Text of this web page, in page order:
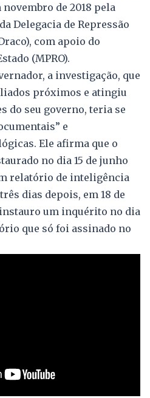
novembro de 2018 pela
Delegacia de Repressão
com apoio do
(MPRO).
a investigação, que
próximos e atingiu
do seu governo, teria se
e
Ele afirma que o
no dia 15 de junho
relatório de inteligência
dias depois, em 18 de
instauro um inquérito no dia
que só foi assinado no